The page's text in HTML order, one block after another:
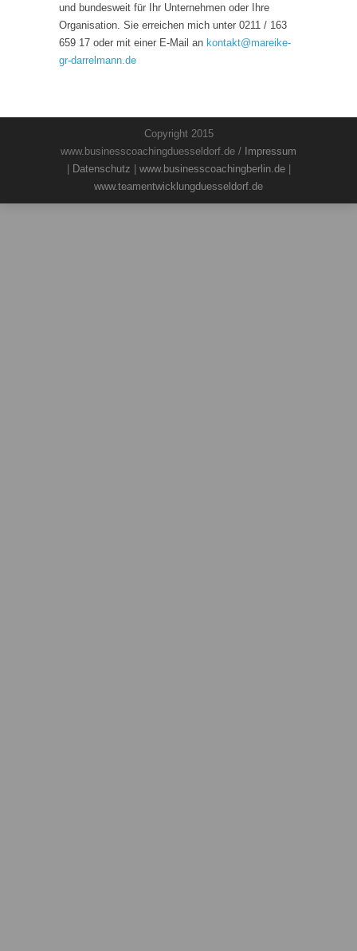
und bundesweit für Ihr Unternehmen oder Ihre
Organisation. Sie erreichen mich unter 0211 / 163
659 17 oder mit einer E-Mail an kontakt@mareike-
gr-darrelmann.de
Copyright 2015
www.businesscoachingduesseldorf.de / Impressum
Datenschutz www.businesscoachingberlin.de|
www.teamentwicklungduesseldorf.de